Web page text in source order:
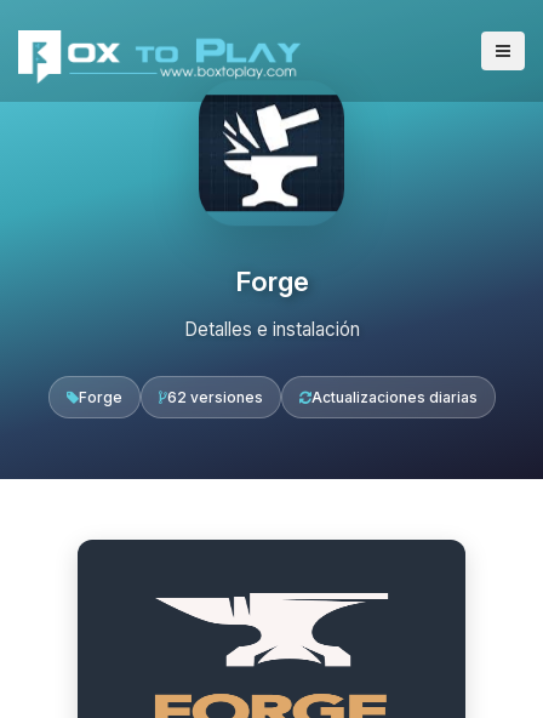
Forge
Detalles e instalación
Forge 62 versiones Actualizaciones diarias